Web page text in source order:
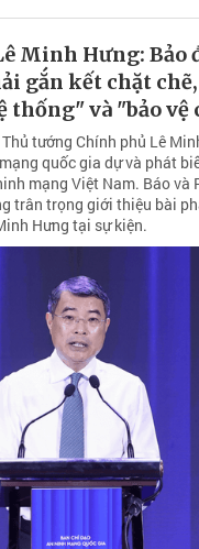
Minh Hưng: Bảo
gắn kết chặt
thống" và "bảo
tướng Chính phủ Lê
quốc gia dự và phát
mạng Việt Nam. Báo và
trân trọng giới thiệu bài
Hưng tại sự kiện.